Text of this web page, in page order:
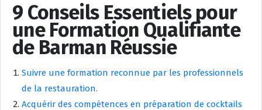
9 Conseils Essentiels pour
une Formation Qualifiante
de Barman Réussie
Suivre une formation reconnue par les professionnels
de la restauration.
Acquérir des compétences en préparation de cocktails